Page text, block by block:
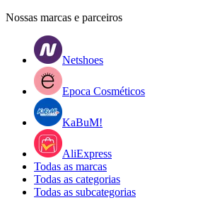
Nossas marcas e parceiros
Netshoes
Epoca Cosméticos
KaBuM!
AliExpress
Todas as marcas
Todas as categorias
Todas as subcategorias